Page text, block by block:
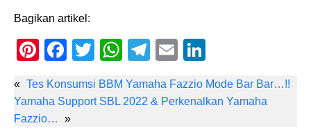
Bagikan artikel:
Pi
er
e
F
c
e
T
tt
W
at
T
e
E
ail k
« Tes Konsumsi BBM Yamaha Fazzio Mode Bar Bar…!!
Yamaha Support SBL 2022 & Perkenalkan Yamaha
Fazzio…
»